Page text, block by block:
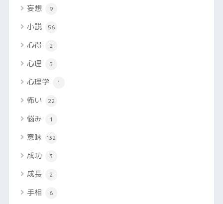
妄想 9
小説 56
心得 2
心理 5
心理学 1
怖い 22
悩み 1
意味 132
成功 3
成長 2
手相 6